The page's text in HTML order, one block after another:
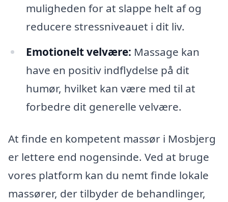
muligheden for at slappe helt af og
reducere stressniveauet i dit liv.
Emotionelt velvære: Massage kan
have en positiv indflydelse på dit
humør, hvilket kan være med til at
forbedre dit generelle velvære.
At finde en kompetent massør i Mosbjerg
er lettere end nogensinde. Ved at bruge
vores platform kan du nemt finde lokale
massører, der tilbyder de behandlinger,